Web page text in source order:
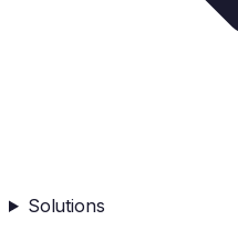
Solutions